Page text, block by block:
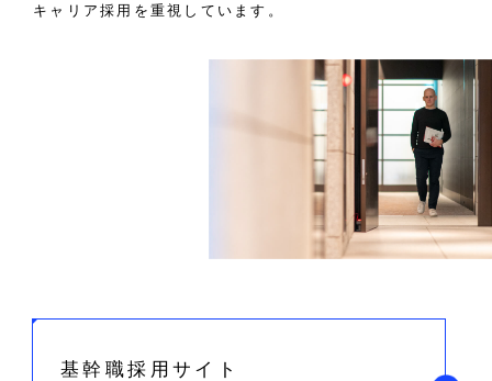
キャリア採用を重視しています。
基幹職採用サイト